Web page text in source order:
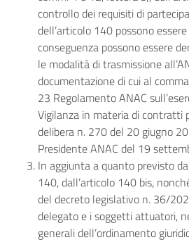
controllo dei requisiti di
dell’articolo 140 possono
conseguenza possono essere
le modalità di trasmissione
documentazione di cui al
23 Regolamento ANAC
Vigilanza in materia di contratti
delibera n. 270 del 20 giugno
Presidente ANAC del 19
In aggiunta a quanto previsto
140, dall’articolo 140 bis,
del decreto legislativo n. 36/
delegato e i soggetti attuatori,
generali dell’ordinamento